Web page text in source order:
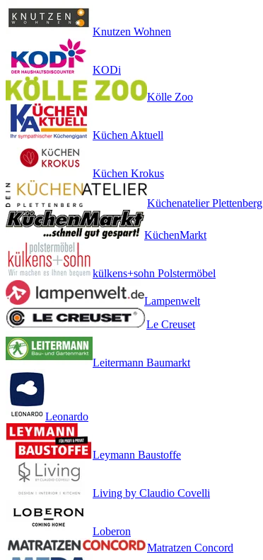
Knutzen Wohnen
KODi
Kölle Zoo
Küchen Aktuell
Küchen Krokus
Küchenatelier Plettenberg
KüchenMarkt
külkens+sohn Polstermöbel
Lampenwelt
Le Creuset
Leitermann Baumarkt
Leonardo
Leymann Baustoffe
Living by Claudio Covelli
Loberon
Matratzen Concord